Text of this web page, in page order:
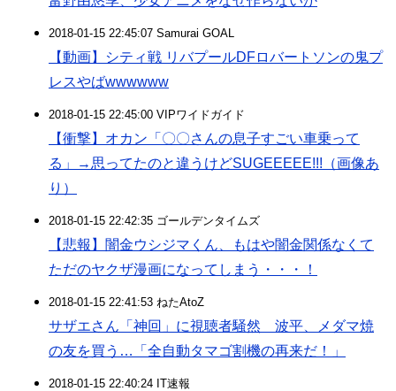
2018-01-15 22:45:07 Samurai GOAL
【動画】シティ戦 リバプールDFロバートソンの鬼プ
レスやばwwwwww
2018-01-15 22:45:00 VIPワイドガイド
【衝撃】オカン「〇〇さんの息子すごい車乗って
る」→思ってたのと違うけどSUGEEEEE!!!（画像あ
り）
2018-01-15 22:42:35 ゴールデンタイムズ
【悲報】闇金ウシジマくん、もはや闇金関係なくて
ただのヤクザ漫画になってしまう・・・！
2018-01-15 22:41:53 ねたAtoZ
サザエさん「神回」に視聴者騒然 波平、メダマ焼
の友を買う…「全自動タマゴ割機の再来だ！」
2018-01-15 22:40:24 IT速報